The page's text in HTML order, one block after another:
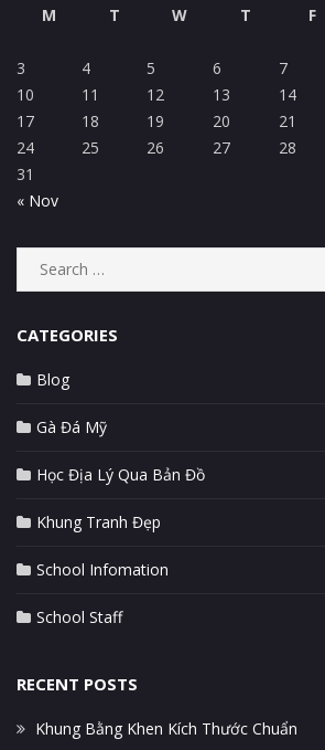
M
T W T F
« Nov
3
4 5 6 7
10
11 12 13 14
17
18 19 20 21
24
25 26 27 28
31
e
r
h
f
r
CATEGORIES
Blog
Gà Đá Mỹ
Học Địa Lý Qua Bản Đồ
Khung Tranh Đẹp
School Infomation
School Staff
RECENT POSTS
Khung Bằng Khen Kích Thước Chuẩn